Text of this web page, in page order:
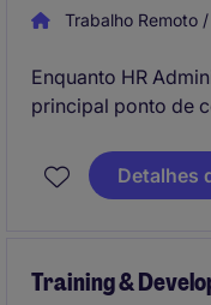
Trabalho Remoto
Enquanto HR
principal ponto de
administração de
fundamental na
experiência
Detalhes
Training &